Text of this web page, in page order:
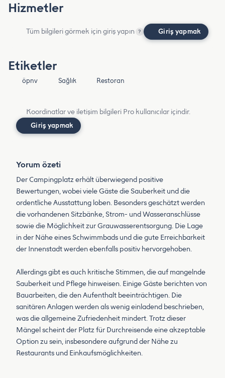
Hizmetler
Tüm bilgileri görmek için giriş yapın ? Giriş yapmak
Etiketler
öpnv Sağlık Restoran
Koordinatlar ve iletişim bilgileri Pro kullanıcılar içindir.
Giriş yapmak
Yorum özeti
Der Campingplatz erhält überwiegend positive
Bewertungen, wobei viele Gäste die Sauberkeit und die
ordentliche Ausstattung loben. Besonders geschätzt werden
die vorhandenen Sitzbänke, Strom- und Wasseranschlüsse
sowie die Möglichkeit zur Grauwasserentsorgung. Die Lage
in der Nähe eines Schwimmbads und die gute Erreichbarkeit
der Innenstadt werden ebenfalls positiv hervorgehoben.
Allerdings gibt es auch kritische Stimmen, die auf mangelnde
Sauberkeit und Pflege hinweisen. Einige Gäste berichten von
Bauarbeiten, die den Aufenthalt beeinträchtigen. Die
sanitären Anlagen werden als wenig einladend beschrieben,
was die allgemeine Zufriedenheit mindert. Trotz dieser
Mängel scheint der Platz für Durchreisende eine akzeptable
Option zu sein, insbesondere aufgrund der Nähe zu
Restaurants und Einkaufsmöglichkeiten.